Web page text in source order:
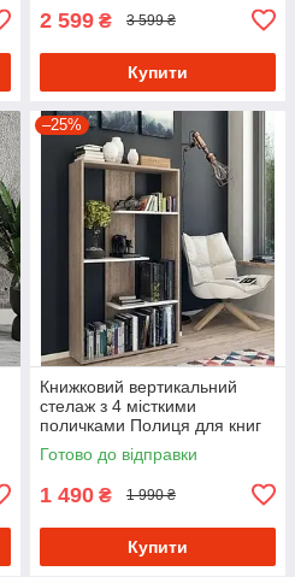
2 599 ₴ 3 599 ₴
Купити
–25%
Книжковий вертикальний
стелаж з 4 місткими
поличками Полиця для книг
та декоративних елементів з
ДСП
Готово до відправки
1 490 ₴ 1 990 ₴
Купити